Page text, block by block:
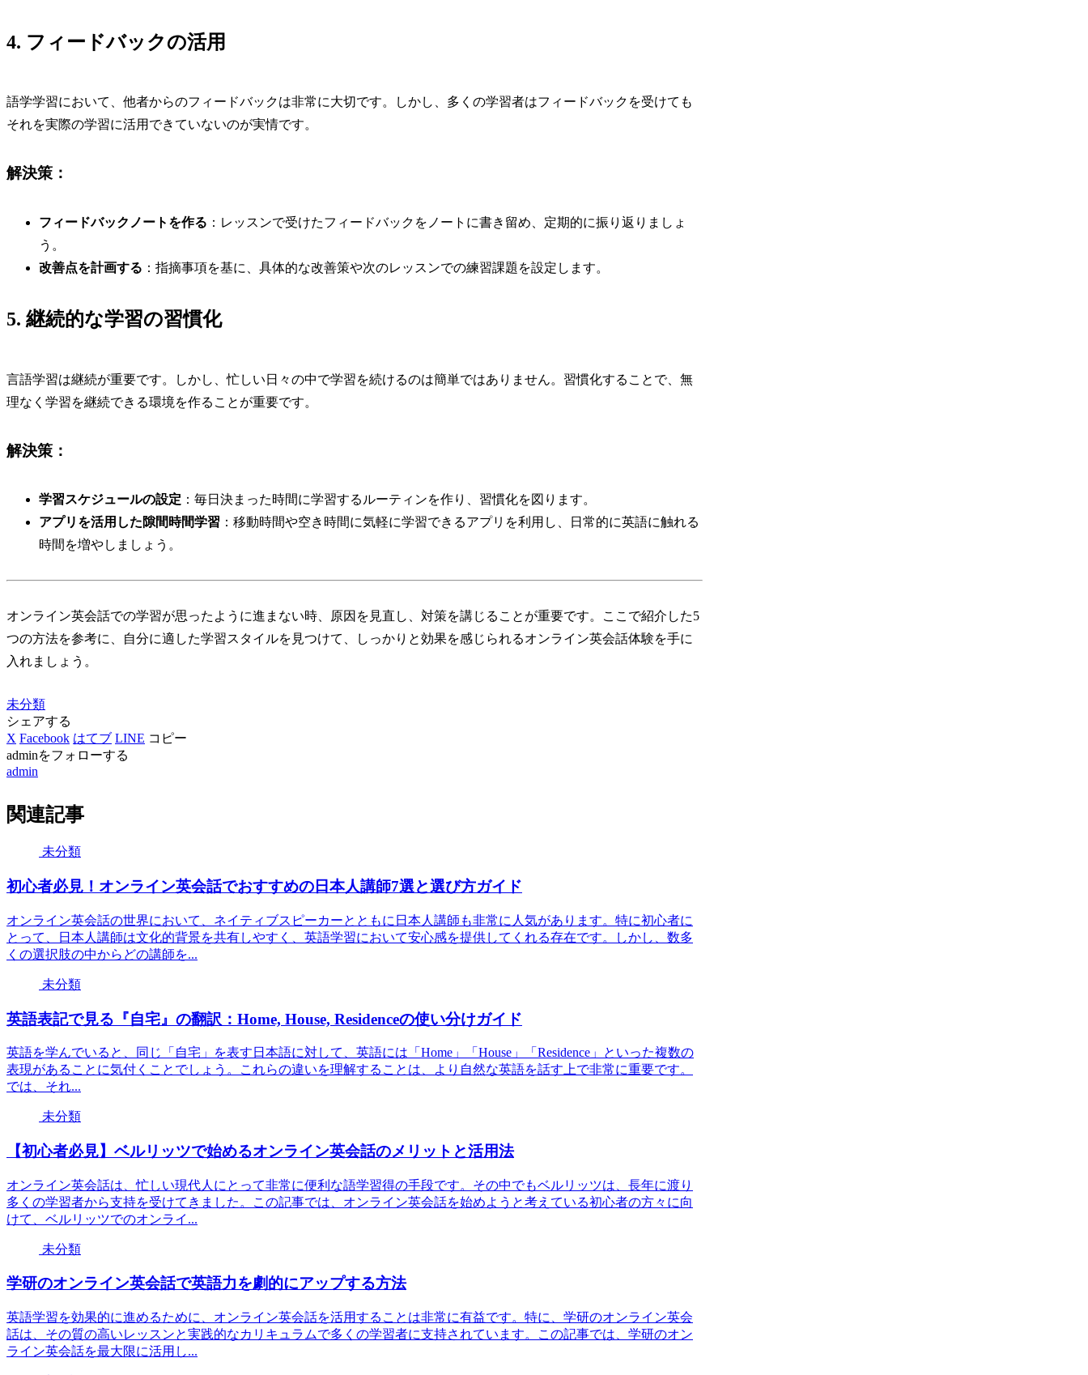
4. フィードバックの活用
語学学習において、他者からのフィードバックは非常に大切です。しかし、多くの学習者はフィードバックを受けても
それを実際の学習に活用できていないのが実情です。
解決策：
フィードバックノートを作る ：レッスンで受けたフィードバックをノートに書き留め、定期的に振り返りましょ
う。
改善点を計画する ：指摘事項を基に、具体的な改善策や次のレッスンでの練習課題を設定します。
5. 継続的な学習の習慣化
言語学習は継続が重要です。しかし、忙しい日々の中で学習を続けるのは簡単ではありません。習慣化することで、無
理なく学習を継続できる環境を作ることが重要です。
解決策：
学習スケジュールの設定 ：毎日決まった時間に学習するルーティンを作り、習慣化を図ります。
アプリを活用した隙間時間学習 ：移動時間や空き時間に気軽に学習できるアプリを利用し、日常的に英語に触れる
時間を増やしましょう。
オンライン英会話での学習が思ったように進まない時、原因を見直し、対策を講じることが重要です。ここで紹介した5
つの方法を参考に、自分に適した学習スタイルを見つけて、しっかりと効果を感じられるオンライン英会話体験を手に
入れましょう。
未分類
シェアする
X Facebook はてブ LINE コピー
adminをフォローする
admin
関連記事
未分類
初心者必見！オンライン英会話でおすすめの日本人講師7選と選び方ガイド
オンライン英会話の世界において、ネイティブスピーカーとともに日本人講師も非常に人気があります。特に初心者に
とって、日本人講師は文化的背景を共有しやすく、英語学習において安心感を提供してくれる存在です。しかし、数多
くの選択肢の中からどの講師を...
未分類
英語表記で見る『自宅』の翻訳：Home, House, Residenceの使い分けガイド
英語を学んでいると、同じ「自宅」を表す日本語に対して、英語には「Home」「House」「Residence」といった複数の
表現があることに気付くことでしょう。これらの違いを理解することは、より自然な英語を話す上で非常に重要です。
では、それ...
未分類
【初心者必見】ベルリッツで始めるオンライン英会話のメリットと活用法
オンライン英会話は、忙しい現代人にとって非常に便利な語学習得の手段です。その中でもベルリッツは、長年に渡り
多くの学習者から支持を受けてきました。この記事では、オンライン英会話を始めようと考えている初心者の方々に向
けて、ベルリッツでのオンライ...
未分類
学研のオンライン英会話で英語力を劇的にアップする方法
英語学習を効果的に進めるために、オンライン英会話を活用することは非常に有益です。特に、学研のオンライン英会
話は、その質の高いレッスンと実践的なカリキュラムで多くの学習者に支持されています。この記事では、学研のオン
ライン英会話を最大限に活用し...